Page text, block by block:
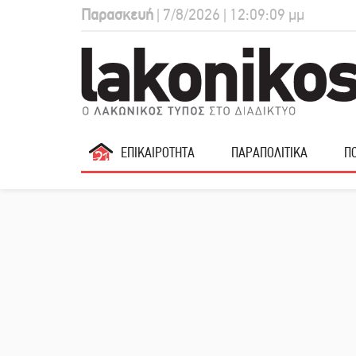
Παρασκευή | 7/8/2026 | 12:09:10 μμ
ΕΠΙΚΑΙΡΟΤΗΤΑ ΠΑΡΑΠΟΛΙΤΙΚΑ